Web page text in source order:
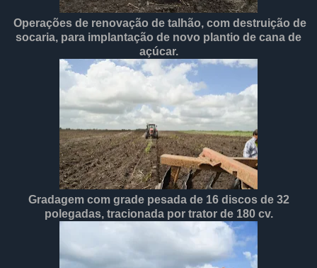
Operações de renovação de talhão, com destruição de
socaria, para implantação de novo plantio de cana de
açúcar.
Gradagem com grade pesada de 16 discos de 32
polegadas, tracionada por trator de 180 cv.